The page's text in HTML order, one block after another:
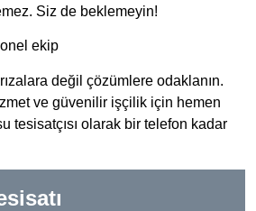
Siz de beklemeyin!
ekip
değil çözümlere odaklanın.
ve güvenilir işçilik için hemen
tesisatçısı olarak bir telefon kadar